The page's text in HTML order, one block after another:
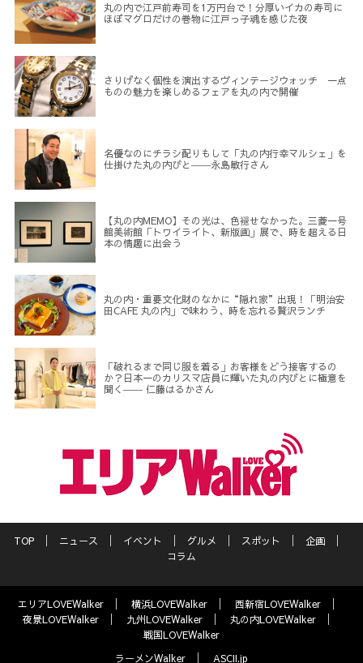
丸の内で江戸前寿司を1万円台で！分厚いイカの寿司に
ほぼマグロだけの巻物に江戸っ子魂を感じた夜
さりげなく個性を演出するヴィンテージウォッチ 一点
ものの魅力を楽しめるフェアを丸の内で開催
名優なのにチラシ配りもして「丸の内行幸マルシェ」を
仕掛けた丸の内びと――永島敏行さん
【丸の内MEMO】その光は、色褪せなかった。三菱一号
館美術館「トワイライト、新版画」展で、時を超える日
本の情趣に出会う
丸の内・重要文化財のなかに“隠れ家”出現！「明治安
田CAFE 丸の内」で味わう、時を忘れる贅沢ランチ
「破れるまで同じ服を着る」お客様をどう接客するの
か？日本一のカリスマ店員に輝いた丸の内びとに極意を
聞く―― 仁藤はるかさん
TOP ニュース イベント グルメ スポット
企画
コラム
エリアLOVEWalker 横浜LOVEWalker
西新宿LOVEWalker
夜景LOVEWalker
九州LOVEWalker
丸の内LOVEWalker
戦国LOVEWalker
ラーメンWalker
ASCII.jp